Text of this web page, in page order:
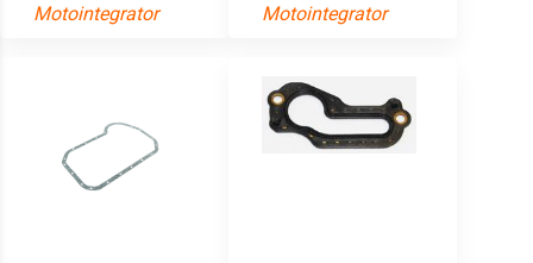
Motointegrator
Motointegrator